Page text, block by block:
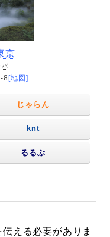
京
バ
8 [地図]
じゃらん
knt
るるぶ
える必要がありま